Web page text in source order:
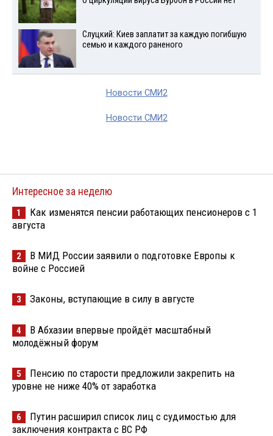
Слуцкий: Киев заплатит за каждую погибшую
семью и каждого раненого
Новости СМИ2
Новости СМИ2
Интересное за неделю
1
Как изменятся пенсии работающих пенсионеров с 1
августа
2
В МИД России заявили о подготовке Европы к
войне с Россией
3 Законы, вступающие в силу в августе
4
В Абхазии впервые пройдёт масштабный
молодёжный форум
5
Пенсию по старости предложили закрепить на
уровне не ниже 40% от заработка
6
Путин расширил список лиц с судимостью для
заключения контракта с ВС РФ